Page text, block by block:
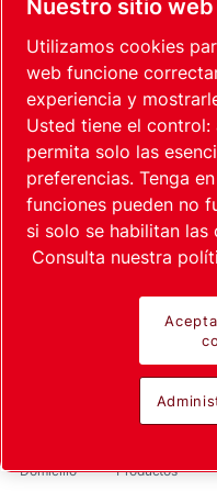
Domicilio Productos
Online shop
Calculation tools
Sound analyzer
Legal & privacy notices
Imprint
Suppliers
Whistleblower Protection
Nuestro sitio
Utilizamos cookies
web funcione
experiencia y
Usted tiene el
permita solo las
preferencias. Tenga
funciones pueden no
si solo se habilitan las
Consulta nuestra